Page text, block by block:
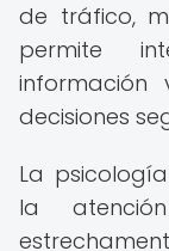
de tráfico,
permite
decisiones
La
la